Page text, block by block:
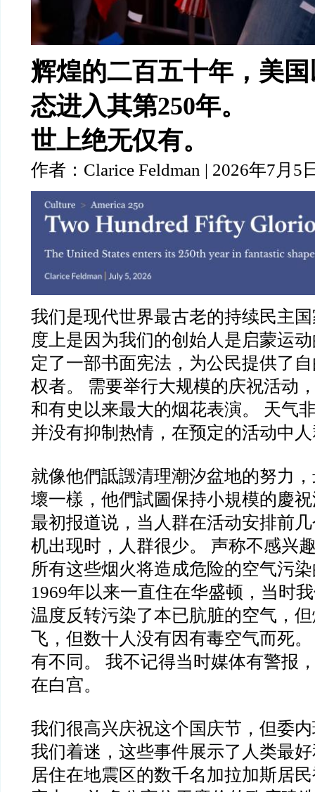
辉煌的二百五十年，美
态进入其第250年。
世上绝无仅有。
作者：Clarice Feldman | 2026年7月5
我们是现代世界最古老的持续民主
度上是因为我们的创始人是启蒙运
定了一部书面宪法，为公民提供了
权者。 需要举行大规模的庆祝活动
和有史以来最大的烟花表演。 天气
并没有抑制热情，在预定的活动中
就像他們詆譭清理潮汐盆地的努力
壞一樣，他們試圖保持小規模的慶
最初报道说，当人群在活动安排前
机出现时，人群很少。 声称不感兴
所有这些烟火将造成危险的空气污
1969年以来一直住在华盛顿，当时
温度反转污染了本已肮脏的空气，
飞，但数十人没有因有毒空气而死
有不同。 我不记得当时媒体有警报
在白宫。
我们很高兴庆祝这个国庆节，但委
我们着迷，这些事件展示了人类最
居住在地震区的数千名加拉加斯居